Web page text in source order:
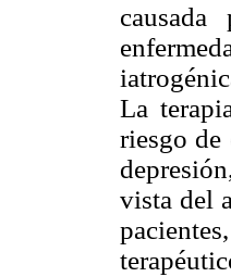
La
riesgo de
vista del